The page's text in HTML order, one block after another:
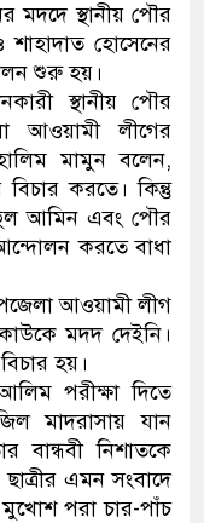
স্থানীয় পৌর
হোসেনের
শুরু হয়।
স্থানীয় পৌর
আওয়ামী লীগের
মামুন বলেন,
করতে। কিন্তু
আমিন এবং পৌর
করতে বাধা
আওয়ামী লীগ
মদদ দেইনি।
হয়।
পরীক্ষা দিতে
মাদরাসায় যান
বান্ধবী নিশাতকে
এমন সংবাদে
মুখোশ পরা চার-পাঁচ